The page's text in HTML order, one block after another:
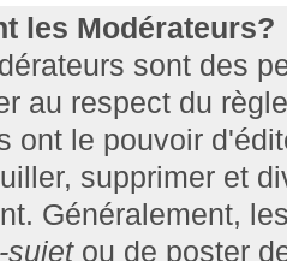
les Modérateurs?
sont des
au respect du
ont le pouvoir
supprimer et
Généralement,
sujetou de poster